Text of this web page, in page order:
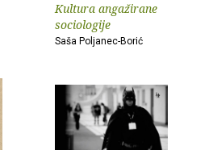
Kultura angažirane
sociologije
Saša Poljanec-Borić